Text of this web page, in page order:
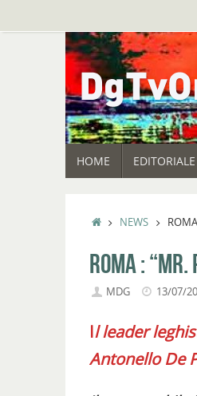
HOME EDITORIALE
HOMENEWS
ROMA : “MR.
MDG 13/07/
Il leader
Antonello De